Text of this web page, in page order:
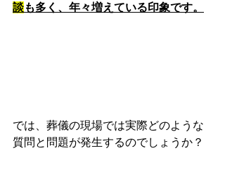
談も多く、年々増えている印象です。
では、葬儀の現場では実際どのような
質問と問題が発生するのでしょうか？